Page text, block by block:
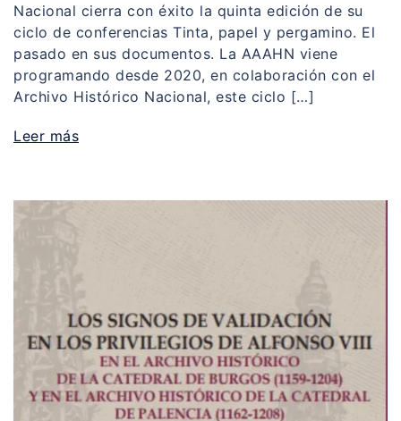
Nacional cierra con éxito la quinta edición de su
ciclo de conferencias Tinta, papel y pergamino. El
pasado en sus documentos. La AAAHN viene
programando desde 2020, en colaboración con el
Archivo Histórico Nacional, este ciclo […]
Leer más